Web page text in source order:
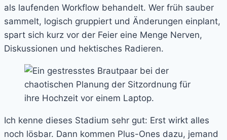
als laufenden Workflow behandelt. Wer früh sauber
sammelt, logisch gruppiert und Änderungen einplant,
spart sich kurz vor der Feier eine Menge Nerven,
Diskussionen und hektisches Radieren.
Ich kenne dieses Stadium sehr gut: Erst wirkt alles
noch lösbar. Dann kommen Plus-Ones dazu, jemand